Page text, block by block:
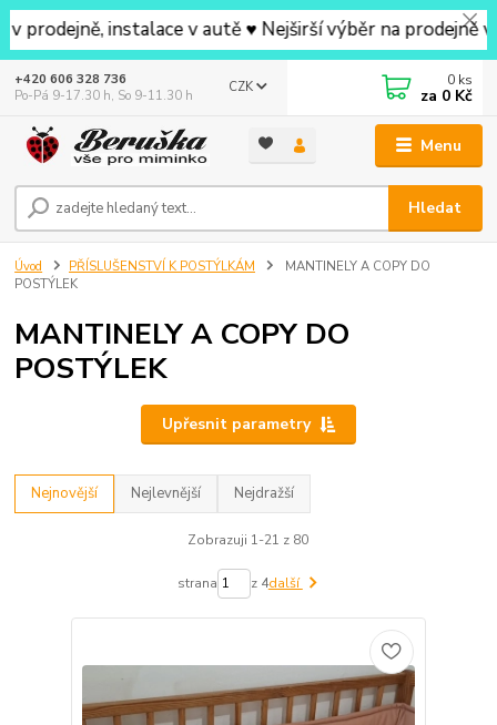
instalace v autě ♥ Nejširší výběr na prodejně v
Menu
CZK
Hledat
+420 606 328 736
Po-Pá 9-17.30 h, So 9-11.30 h
0 ks
za 0 Kč
Úvod PŘÍSLUŠENSTVÍ K POSTÝLKÁM
MANTINELY A COPY DO
POSTÝLEK
MANTINELY A COPY DO
POSTÝLEK
Upřesnit parametry
Nejnovější Nejlevnější Nejdražší
Zobrazuji 1-21 z 80
strana z 4další